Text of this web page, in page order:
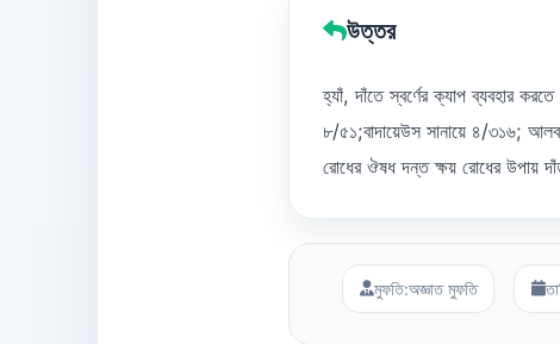
উত্তর
হ্যাঁ, দাঁতে স্বর্ণের ক্যাপ ব্যবহার
৮/৫১;বাদায়েউস সানায়ে ৪/৩১৬;
রোধের ঔষধ দন্ত ক্ষয় রোধের উপায়
মুফতি:অজ্ঞাত মুফতি